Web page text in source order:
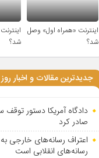
اینترنت «همراه اول» وصل
شد؟
شد؟
جدیدترین مقالات و اخبار
صادر کرد
اعتراف رسانه‌های
رسانه‌های انقلابی است